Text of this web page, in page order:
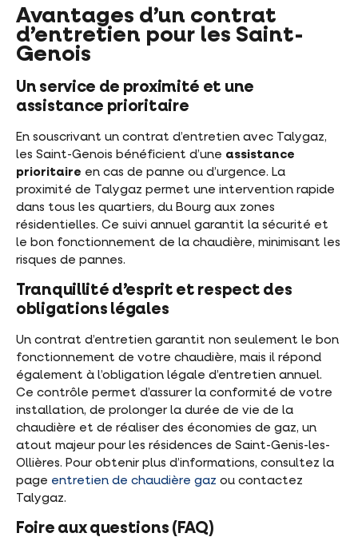
Avantages d’un contrat
d’entretien pour les Saint-
Genois
Un service de proximité et une
assistance prioritaire
En souscrivant un contrat d’entretien avec Talygaz,
les Saint-Genois bénéficient d’une assistance
prioritaire en cas de panne ou d’urgence. La
proximité de Talygaz permet une intervention rapide
dans tous les quartiers, du Bourg aux zones
résidentielles. Ce suivi annuel garantit la sécurité et
le bon fonctionnement de la chaudière, minimisant les
risques de pannes.
Tranquillité d’esprit et respect des
obligations légales
Un contrat d’entretien garantit non seulement le bon
fonctionnement de votre chaudière, mais il répond
également à l’obligation légale d’entretien annuel.
Ce contrôle permet d’assurer la conformité de votre
installation, de prolonger la durée de vie de la
chaudière et de réaliser des économies de gaz, un
atout majeur pour les résidences de Saint-Genis-les-
Ollières. Pour obtenir plus d’informations, consultez la
page entretien de chaudière gaz ou contactez
Talygaz.
Foire aux questions (FAQ)